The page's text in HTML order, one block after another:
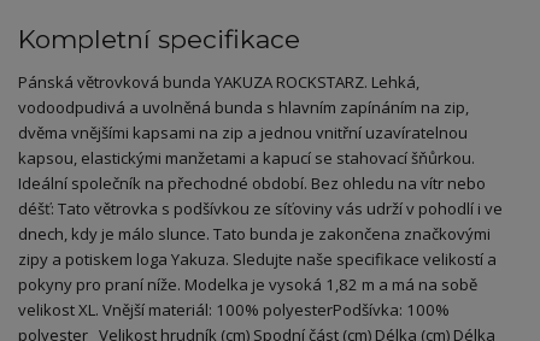
Kompletní specifikace
Pánská větrovková bunda YAKUZA ROCKSTARZ. Lehká,
vodoodpudivá a uvolněná bunda s hlavním zapínáním na zip,
dvěma vnějšími kapsami na zip a jednou vnitřní uzavíratelnou
kapsou, elastickými manžetami a kapucí se stahovací šňůrkou.
Ideální společník na přechodné období. Bez ohledu na vítr nebo
déšť: Tato větrovka s podšívkou ze síťoviny vás udrží v pohodlí i ve
dnech, kdy je málo slunce. Tato bunda je zakončena značkovými
zipy a potiskem loga Yakuza. Sledujte naše specifikace velikostí a
pokyny pro praní níže. Modelka je vysoká 1,82 m a má na sobě
velikost XL. Vnější materiál: 100% polyesterPodšívka: 100%
polyester Velikost hrudník (cm) Spodní část (cm) Délka (cm) Délka